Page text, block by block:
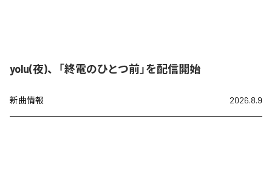
yolu(夜)、「終電のひとつ前」を配信開始
新曲情報 2026.8.9